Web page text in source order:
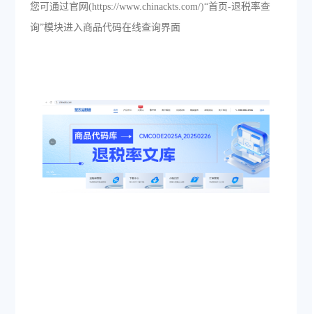
您可通过官网(https://www.chinackts.com/)“首页-退税率查
询”模块进入商品代码在线查询界面